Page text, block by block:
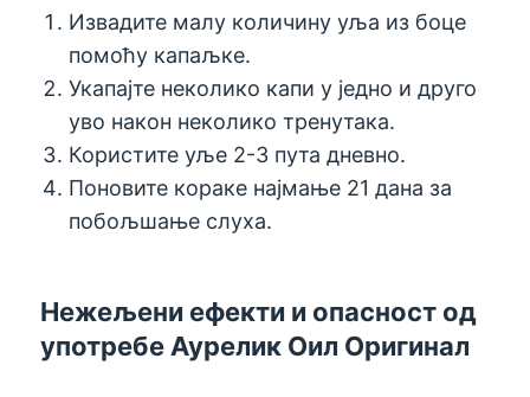
Извадите малу количину уља из боце
помоћу капаљке.
Укапајте неколико капи у једно и друго
уво након неколико тренутака.
Користите уље 2-3 пута дневно.
Поновите кораке најмање 21 дана за
побољшање слуха.
Нежељени ефекти и опасност од
употребе Аурелик Оил Оригинал